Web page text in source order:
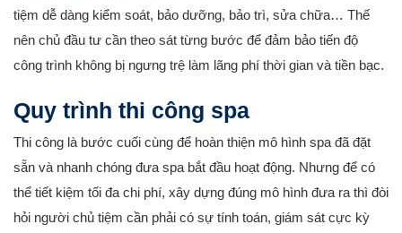
tiệm dễ dàng kiểm soát, bảo dưỡng, bảo trì, sửa chữa… Thế
nên chủ đầu tư cần theo sát từng bước để đảm bảo tiến độ
công trình không bị ngưng trệ làm lãng phí thời gian và tiền bạc.
Quy trình thi công spa
Thi công là bước cuối cùng để hoàn thiện mô hình spa đã đặt
sẵn và nhanh chóng đưa spa bắt đầu hoạt động. Nhưng để có
thể tiết kiệm tối đa chi phí, xây dựng đúng mô hình đưa ra thì đòi
hỏi người chủ tiệm cần phải có sự tính toán, giám sát cực kỳ